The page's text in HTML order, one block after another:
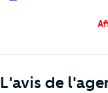
L'avis de